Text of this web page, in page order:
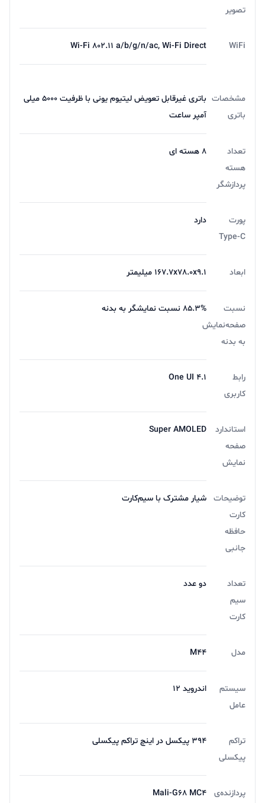
تصویر
WiFi
Wi-Fi 802.11 a/b/g/n/ac, Wi-Fi Direct
مشخصات
باتری
باتری غیرقابل تعویض لیتیوم یونی با ظرفیت 5000 میلی
آمپر ساعت
تعداد
هسته
پردازشگر
8 هسته ای
پورت
Type-C
دارد
ابعاد 167.7x78.0x9.1 میلیمتر
نسبت
صفحه‌نمایش
به بدنه
85.3% نسبت نمایشگر به بدنه
رابط
کاربری
One UI 4.1
استاندارد
صفحه
نمایش
Super AMOLED
توضیحات
کارت
حافظه
جانبی
شیار مشترک با سیم‌کارت
تعداد
سیم
کارت
دو عدد
مدل M44
سیستم
عامل
اندروید 12
تراکم
پیکسلی
394 پیکسل در اینچ تراکم پیکسلی
پردازنده‌ی
Mali-G68 MC4